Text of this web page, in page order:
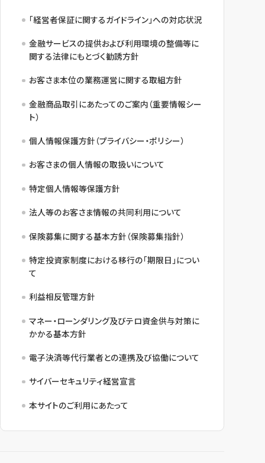
「経営者保証に関するガイドライン」への対応状況
金融サービスの提供および利用環境の整備等に
関する法律にもとづく勧誘方針
お客さま本位の業務運営に関する取組方針
金融商品取引にあたってのご案内（重要情報シー
ト）
個人情報保護方針（プライバシー・ポリシー）
お客さまの個人情報の取扱いについて
特定個人情報等保護方針
法人等のお客さま情報の共同利用について
保険募集に関する基本方針（保険募集指針）
特定投資家制度における移行の「期限日」につい
て
利益相反管理方針
マネー・ローンダリング及びテロ資金供与対策に
かかる基本方針
電子決済等代行業者との連携及び協働について
サイバーセキュリティ経営宣言
本サイトのご利用にあたって